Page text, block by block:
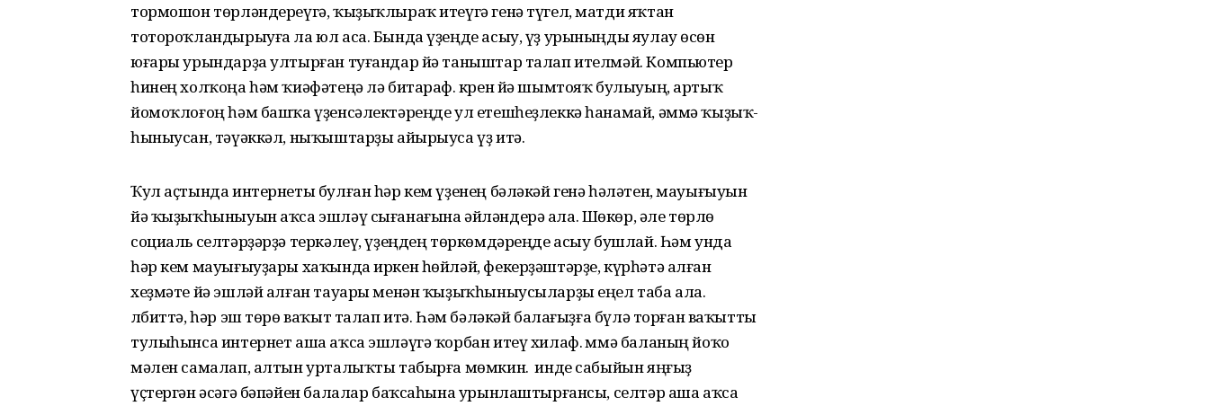
тормошон төрләндереүгә, ҡыҙыҡлыраҡ итеү­гә генә түгел, матди яҡтан
тотороҡландырыуға ла юл аса. Бында үҙеңде асыу, үҙ урыныңды яулау өсөн
юғары урындарҙа ултырған туғандар йә таныштар талап ител­мәй. Компьютер
һинең холҡоңа һәм ҡиәфәтеңә лә битараф. Әкрен йә шымтояҡ булыуың, артыҡ
йомоҡлоғоң һәм башҡа үҙенсәлектә­реңде ул етешһеҙлеккә һанамай, әммә ҡыҙыҡ­
һыныусан, тәүәккәл, ныҡыштар­ҙы айырыуса үҙ итә.
Ҡул аҫтында интернеты булған һәр кем үҙенең бәләкәй генә һәләтен, мауы­ғыуын
йә ҡыҙыҡһыныуын аҡса эшләү сығанағына әйләндерә ала. Шөкөр, әле төрлө
социаль селтәрҙәрҙә теркәлеү, үҙеңдең төркөмдәреңде асыу бушлай. Һәм унда
һәр кем мауығыуҙары хаҡында иркен һөйләй, фекерҙәштәрҙе, күрһәтә алған
хеҙмәте йә эшләй алған тауары менән ҡыҙыҡһыныусыларҙы еңел таба ала.
Әлбиттә, һәр эш төрө ваҡыт талап итә. Һәм бәләкәй балағыҙға бүлә торған ваҡытты
тулыһынса интернет аша аҡса эшләүгә ҡорбан итеү хилаф. Әммә баланың йоҡо
мәлен самалап, алтын урта­лыҡты табырға мөмкин. Ә инде сабыйын яңғыҙ
үҫтергән әсәгә бәпәйен балалар баҡсаһына урынлаштырғансы, селтәр аша аҡса